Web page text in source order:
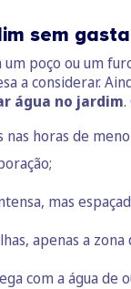
sem
poço ou um
a considerar.
água no jardim.
nas horas de
mas
apenas a zona
com a água de